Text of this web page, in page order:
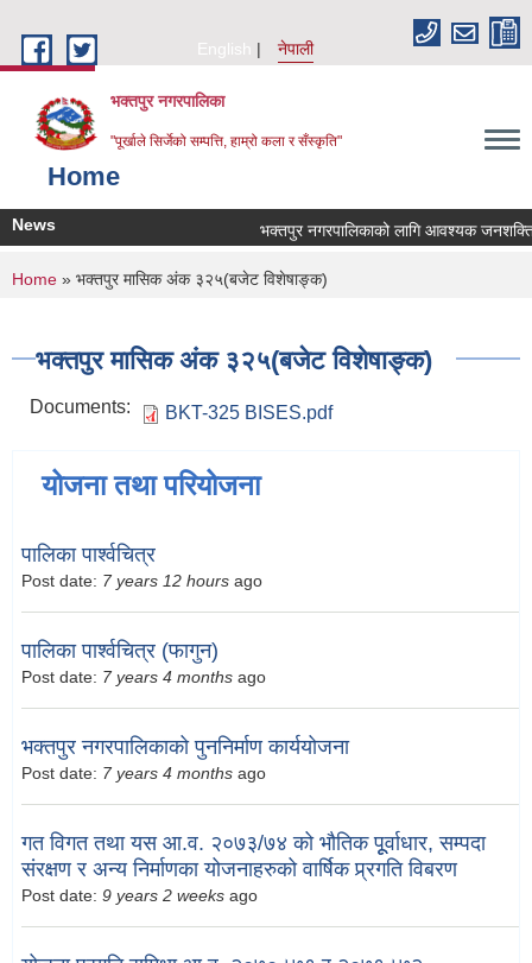
English
नेपाली
भक्तपुर नगरपालिका
"पूर्खाले सिर्जेको सम्पत्ति, हाम्रो कला र सँस्कृति"
Home
News भक्तपुर नगरपालिकाको लागि आवश्यक जनशक्ति
You are here
Home » भक्तपुर मासिक अंक ३२५(बजेट विशेषाङ्क)
भक्तपुर मासिक अंक ३२५(बजेट विशेषाङ्क)
Documents: BKT-325 BISES.pdf
योजना तथा परियोजना
पालिका पार्श्वचित्र
Post date: 7 years 12 hours ago
पालिका पार्श्वचित्र (फागुन)
Post date: 7 years 4 months ago
भक्तपुर नगरपालिकाको पुननिर्माण कार्ययोजना
Post date: 7 years 4 months ago
गत विगत तथा यस आ.व. २०७३/७४ को भौतिक पूूर्वाधार, सम्पदा
संरक्षण र अन्य निर्माणका योजनाहरुको वार्षिक प्र्रगति विबरण
Post date: 9 years 2 weeks ago